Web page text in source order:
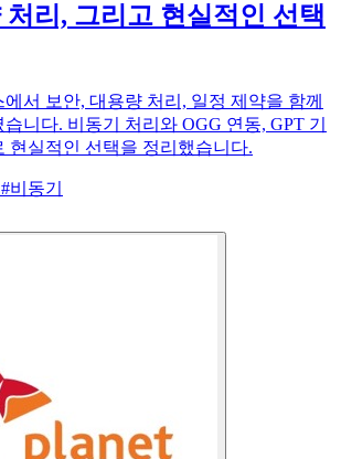
리, 그리고 현실적인 선택
서 보안, 대용량 처리, 일정 제약을 함께
니다. 비동기 처리와 OGG 연동, GPT 기
현실적인 선택을 정리했습니다.
#비동기